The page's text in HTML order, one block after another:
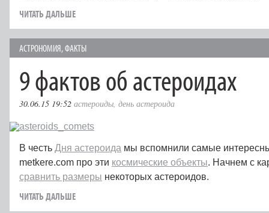
ЧИТАТЬ ДАЛЬШЕ
АСТРОНОМИЯ,ФАКТЫ
9 фактов об астероидах
30.06.15 19:52 астероиды, день астероида
В честь Дня астероида мы вспомнили самые
metkere.com про эти космические объекты. Начнем с
сравнить размеры некоторых астероидов.
ЧИТАТЬ ДАЛЬШЕ